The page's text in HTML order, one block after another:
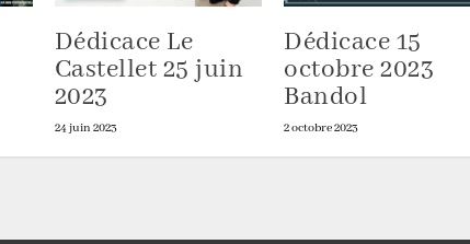
Dédicace Le
Castellet 25 juin
2023
24 juin 2023
Dédicace 15
octobre 2023
Bandol
2 octobre 2023